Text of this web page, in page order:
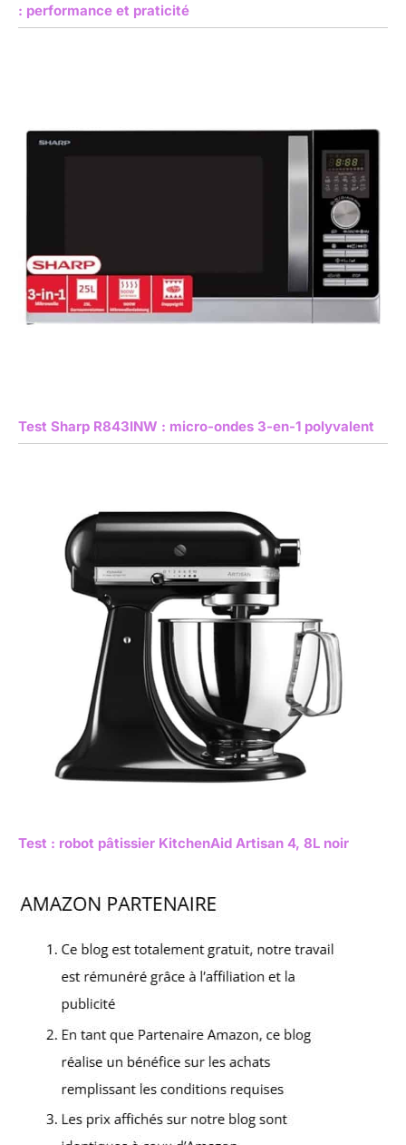
: performance et praticité
Test Sharp R843INW : micro-ondes 3-en-1 polyvalent
Test : robot pâtissier KitchenAid Artisan 4, 8L noir